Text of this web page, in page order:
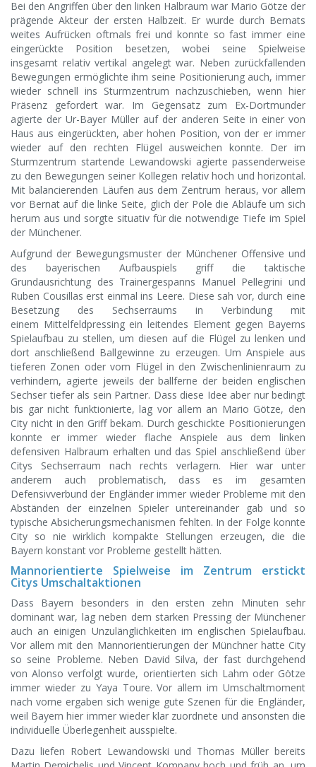
Bei den Angriffen über den linken Halbraum war Mario Götze der
prägende Akteur der ersten Halbzeit. Er wurde durch Bernats
weites Aufrücken oftmals frei und konnte so fast immer eine
eingerückte Position besetzen, wobei seine Spielweise
insgesamt relativ vertikal angelegt war. Neben zurückfallenden
Bewegungen ermöglichte ihm seine Positionierung auch, immer
wieder schnell ins Sturmzentrum nachzuschieben, wenn hier
Präsenz gefordert war. Im Gegensatz zum Ex-Dortmunder
agierte der Ur-Bayer Müller auf der anderen Seite in einer von
Haus aus eingerückten, aber hohen Position, von der er immer
wieder auf den rechten Flügel ausweichen konnte. Der im
Sturmzentrum startende Lewandowski agierte passenderweise
zu den Bewegungen seiner Kollegen relativ hoch und horizontal.
Mit balancierenden Läufen aus dem Zentrum heraus, vor allem
vor Bernat auf die linke Seite, glich der Pole die Abläufe um sich
herum aus und sorgte situativ für die notwendige Tiefe im Spiel
der Münchener.
Aufgrund der Bewegungsmuster der Münchener Offensive und
des bayerischen Aufbauspiels griff die taktische
Grundausrichtung des Trainergespanns Manuel Pellegrini und
Ruben Cousillas erst einmal ins Leere. Diese sah vor, durch eine
Besetzung des Sechserraums in Verbindung mit
einem Mittelfeldpressing ein leitendes Element gegen Bayerns
Spielaufbau zu stellen, um diesen auf die Flügel zu lenken und
dort anschließend Ballgewinne zu erzeugen. Um Anspiele aus
tieferen Zonen oder vom Flügel in den Zwischenlinienraum zu
verhindern, agierte jeweils der ballferne der beiden englischen
Sechser tiefer als sein Partner. Dass diese Idee aber nur bedingt
bis gar nicht funktionierte, lag vor allem an Mario Götze, den
City nicht in den Griff bekam. Durch geschickte Positionierungen
konnte er immer wieder flache Anspiele aus dem linken
defensiven Halbraum erhalten und das Spiel anschließend über
Citys Sechserraum nach rechts verlagern. Hier war unter
anderem auch problematisch, dass es im gesamten
Defensivverbund der Engländer immer wieder Probleme mit den
Abständen der einzelnen Spieler untereinander gab und so
typische Absicherungsmechanismen fehlten. In der Folge konnte
City so nie wirklich kompakte Stellungen erzeugen, die die
Bayern konstant vor Probleme gestellt hätten.
Mannorientierte Spielweise im Zentrum erstickt
Citys Umschaltaktionen
Dass Bayern besonders in den ersten zehn Minuten sehr
dominant war, lag neben dem starken Pressing der Münchener
auch an einigen Unzulänglichkeiten im englischen Spielaufbau.
Vor allem mit den Mannorientierungen der Münchner hatte City
so seine Probleme. Neben David Silva, der fast durchgehend
von Alonso verfolgt wurde, orientierten sich Lahm oder Götze
immer wieder zu Yaya Toure. Vor allem im Umschaltmoment
nach vorne ergaben sich wenige gute Szenen für die Engländer,
weil Bayern hier immer wieder klar zuordnete und ansonsten die
individuelle Überlegenheit ausspielte.
Dazu liefen Robert Lewandowski und Thomas Müller bereits